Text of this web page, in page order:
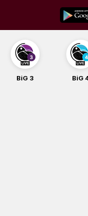
content
BiG 3 BiG 4